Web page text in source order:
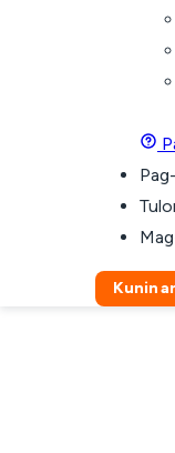
Kunin